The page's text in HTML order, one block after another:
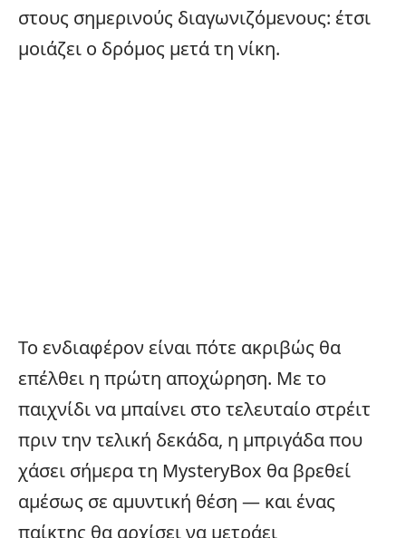
στους σημερινούς διαγωνιζόμενους: έτσι
μοιάζει ο δρόμος μετά τη νίκη.
Το ενδιαφέρον είναι πότε ακριβώς θα
επέλθει η πρώτη αποχώρηση. Με το
παιχνίδι να μπαίνει στο τελευταίο στρέιτ
πριν την τελική δεκάδα, η μπριγάδα που
χάσει σήμερα τη MysteryBox θα βρεθεί
αμέσως σε αμυντική θέση — και ένας
παίκτης θα αρχίσει να μετράει